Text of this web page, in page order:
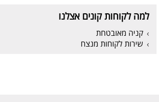
למה לקוחות קונים אצלנו
קניה מאובטחת
שירות לקוחות מנצח